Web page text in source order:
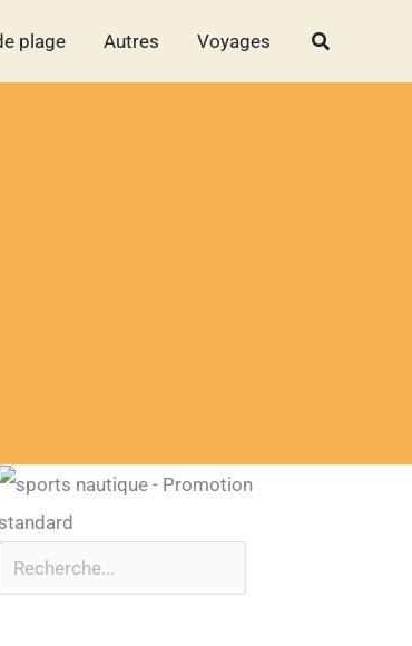
plage Autres Voyages Rechercher